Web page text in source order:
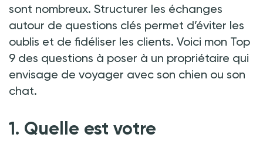
sont nombreux. Structurer les échanges
autour de questions clés permet d’éviter les
oublis et de fidéliser les clients. Voici mon Top
9 des questions à poser à un propriétaire qui
envisage de voyager avec son chien ou son
chat.
1. Quelle est votre